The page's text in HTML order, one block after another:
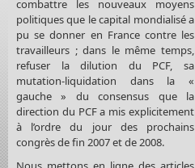
combattre les nouveaux moyens
politiques que le capital mondialisé a
pu se donner en France contre les
travailleurs ; dans le même temps,
refuser la dilution du PCF, sa
mutation-liquidation dans la «
gauche » du consensus que la
direction du PCF a mis explicitement
à l’ordre du jour des prochains
congrès de fin 2007 et de 2008.